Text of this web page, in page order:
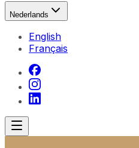
Nederlands
English
Français